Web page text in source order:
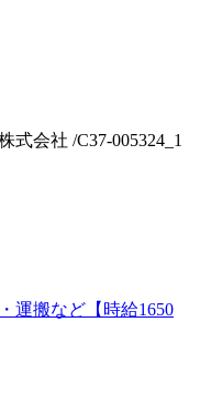
会社 /C37-005324_1
運搬など【時給1650